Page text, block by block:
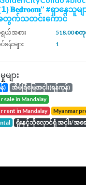
𝐁𝐞𝐝𝐫𝐨𝐨𝐦’’ #ရှာနေသူမျ
က်သတင်းကောင်
ယ်အစား
518.00 စတု
ခန်းများ
1
ျား
)
အိမ်ခြံမြေအငှါး(ရန်ကုန်)
sale in Mandalay
rent in Mandalay
Myanmar
ရုံးနှင့်သိုလှောင်ရုံ အငှါး/အရ